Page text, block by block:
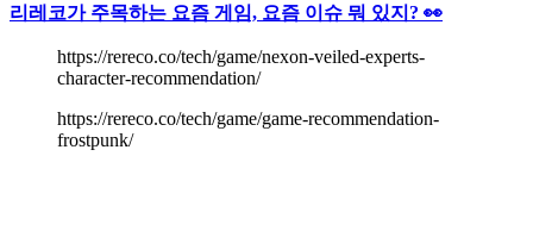
리레코가 주목하는 요즘 게임, 요즘 이슈 뭐 있지? 👀
https://rereco.co/tech/game/nexon-veiled-experts-
character-recommendation/
https://rereco.co/tech/game/game-recommendation-
frostpunk/